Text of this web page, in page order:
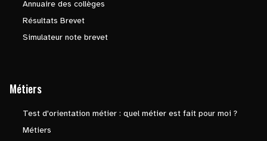
Annuaire des collèges
Résultats Brevet
Simulateur note brevet
Métiers
Test d'orientation métier : quel métier est fait pour moi ?
Métiers